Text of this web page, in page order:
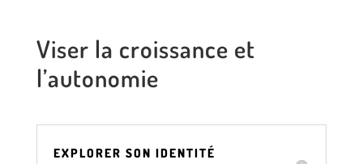
Viser la croissance et
l’autonomie
EXPLORER SON IDENTITÉ